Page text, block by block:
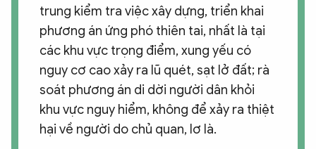
trung kiểm tra việc xây dựng, triển khai
phương án ứng phó thiên tai, nhất là tại
các khu vực trọng điểm, xung yếu có
nguy cơ cao xảy ra lũ quét, sạt lở đất; rà
soát phương án di dời người dân khỏi
khu vực nguy hiểm, không để xảy ra thiệt
hại về người do chủ quan, lơ là.